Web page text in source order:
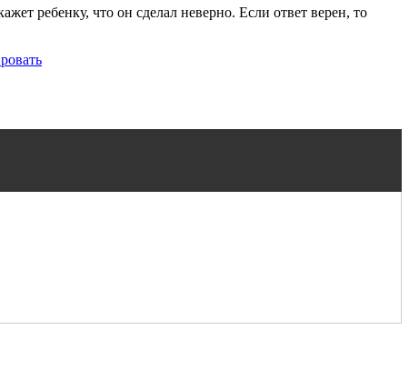
ребенку, что он сделал неверно. Если ответ верен, то